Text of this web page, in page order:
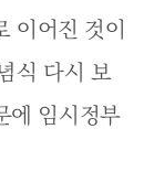
이어진 것이
식 다시 보
에 임시정부